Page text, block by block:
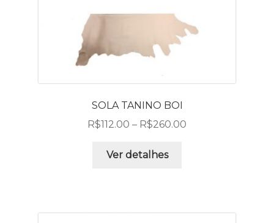
SOLA TANINO BOI
R$112.00 – R$260.00
Ver detalhes